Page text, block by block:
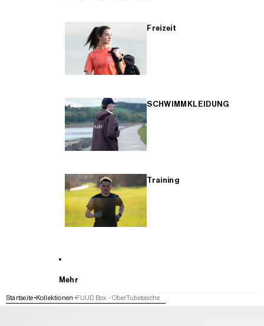
Freizeit
SCHWIMMKLEIDUNG
Training
Mehr
Startseite Kollektionen FUUD Box - OberTubetasche
WEITER ZU DEN PRODUKTINFORMATIONEN